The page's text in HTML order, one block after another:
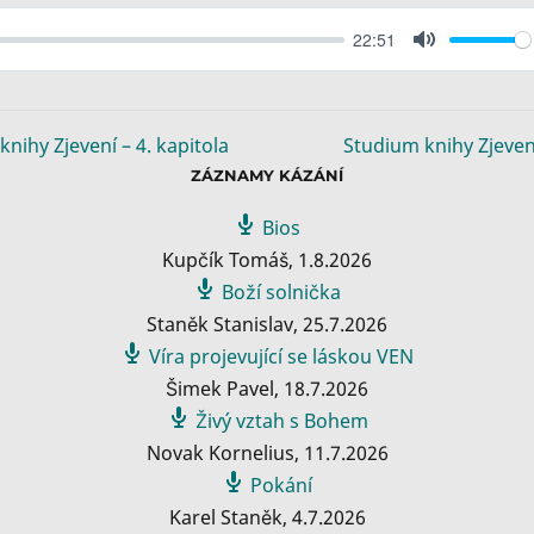
22:51
M
u
e
Zjevení – 4. kapitola Studium knihy
ZÁZNAMY KÁZÁNÍ
Bios
Kupčík Tomáš, 1.8.2026
Boží solnička
Staněk Stanislav, 25.7.2026
Víra projevující se láskou VEN
Šimek Pavel, 18.7.2026
Živý vztah s Bohem
Novak Kornelius, 11.7.2026
Pokání
Karel Staněk, 4.7.2026